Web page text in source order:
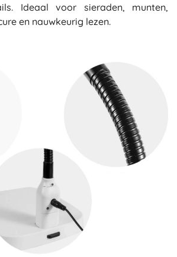
Ideaal voor sieraden, munten,
en nauwkeurig lezen.